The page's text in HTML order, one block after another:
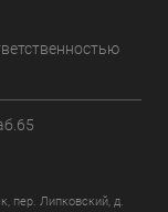
пер. Липковский, д.